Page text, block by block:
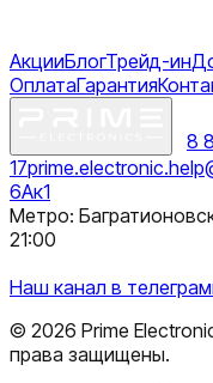
АкцииБлогТрейд-ин
ОплатаГарантия
8
17
6Ак1
Метро:
21:00
Наш канал в
© 2026 Prime
права защищены.